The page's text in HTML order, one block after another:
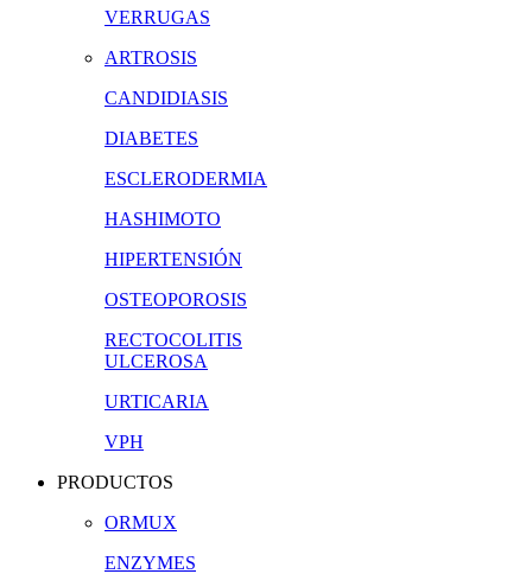
VERRUGAS
ARTROSIS
CANDIDIASIS
DIABETES
ESCLERODERMIA
HASHIMOTO
HIPERTENSIÓN
OSTEOPOROSIS
RECTOCOLITIS
ULCEROSA
URTICARIA
VPH
PRODUCTOS
ORMUX
ENZYMES